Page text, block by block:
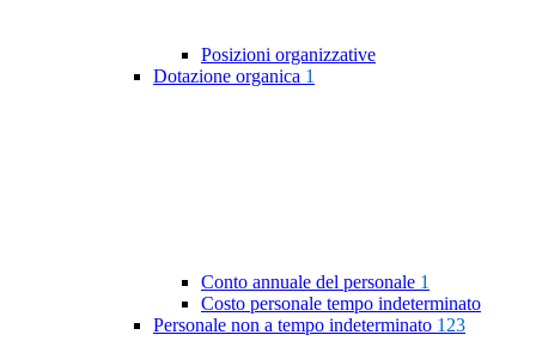
Posizioni organizzative
Dotazione organica 1
Conto annuale del personale 1
Costo personale tempo indeterminato
Personale non a tempo indeterminato 123